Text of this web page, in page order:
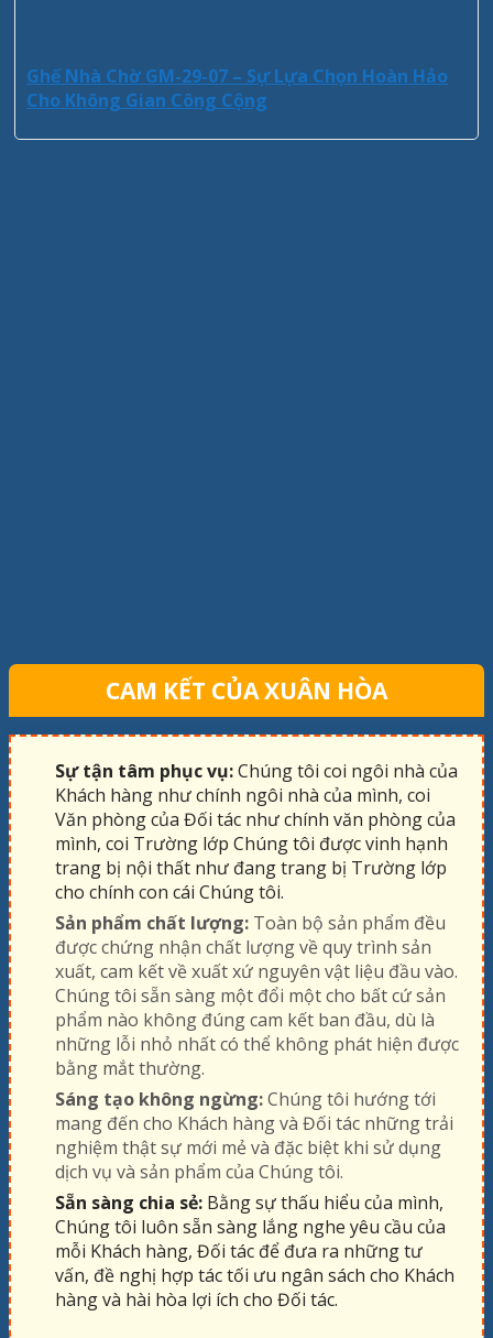
Ghế Nhà Chờ GM-29-07 – Sự Lựa Chọn Hoàn Hảo
Cho Không Gian Công Cộng
CAM KẾT CỦA XUÂN HÒA
Sự tận tâm phục vụ:Chúng tôi coi ngôi nhà của
Khách hàng như chính ngôi nhà của mình, coi
Văn phòng của Đối tác như chính văn phòng của
mình, coi Trường lớp Chúng tôi được vinh hạnh
trang bị nội thất như đang trang bị Trường lớp
cho chính con cái Chúng tôi.
Sản phẩm chất lượng: Toàn bộ sản phẩm đều
được chứng nhận chất lượng về quy trình sản
xuất, cam kết về xuất xứ nguyên vật liệu đầu vào.
Chúng tôi sẵn sàng một đổi một cho bất cứ sản
phẩm nào không đúng cam kết ban đầu, dù là
những lỗi nhỏ nhất có thể không phát hiện được
bằng mắt thường.
Sáng tạo không ngừng:Chúng tôi hướng tới
mang đến cho Khách hàng và Đối tác những trải
nghiệm thật sự mới mẻ và đặc biệt khi sử dụng
dịch vụ và sản phẩm của Chúng tôi.
Sẵn sàng chia sẻ: Bằng sự thấu hiểu của mình,
Chúng tôi luôn sẵn sàng lắng nghe yêu cầu của
mỗi Khách hàng, Đối tác để đưa ra những tư
vấn, đề nghị hợp tác tối ưu ngân sách cho Khách
hàng và hài hòa lợi ích cho Đối tác.